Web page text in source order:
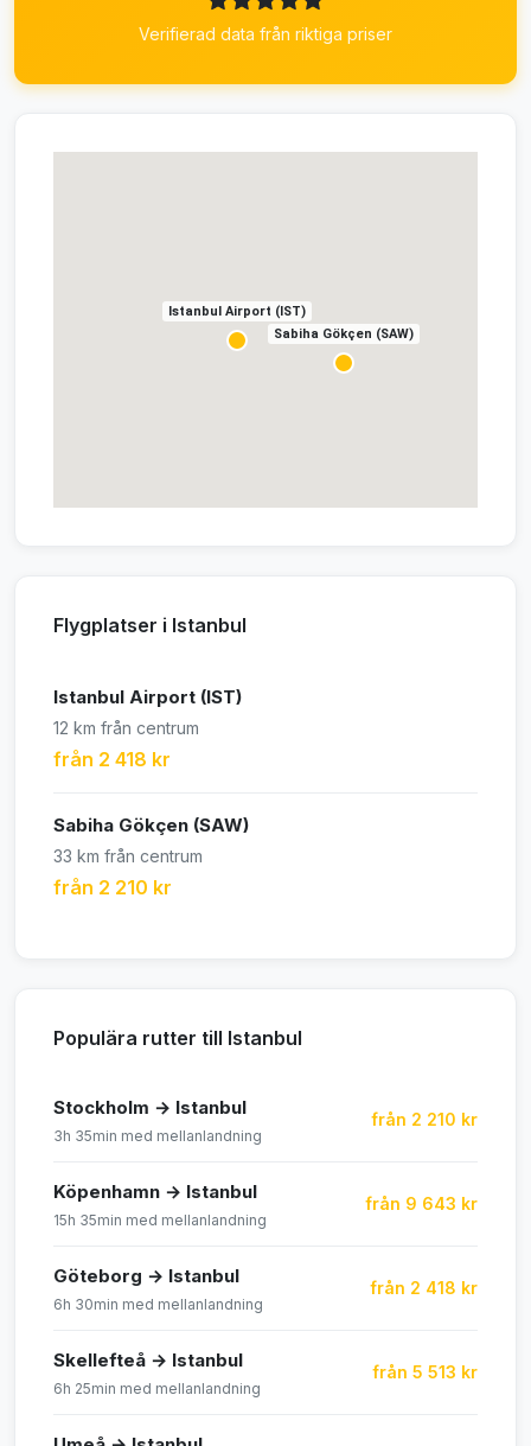
Verifierad data från riktiga priser
Istanbul Airport (IST)
Sabiha Gökçen (SAW)
Flygplatser i Istanbul
Istanbul Airport (IST)
12 km från centrum
från 2 418 kr
Sabiha Gökçen (SAW)
33 km från centrum
från 2 210 kr
Populära rutter till Istanbul
Stockholm → Istanbul
3h 35min med mellanlandning
från 2 210 kr
Köpenhamn → Istanbul
15h 35min med mellanlandning
från 9 643 kr
Göteborg → Istanbul
6h 30min med mellanlandning
från 2 418 kr
Skellefteå → Istanbul
6h 25min med mellanlandning
från 5 513 kr